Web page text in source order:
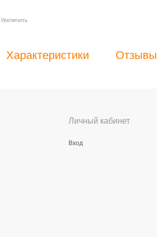
Увеличить
Характеристики Отзывы
Личный кабинет
Вход